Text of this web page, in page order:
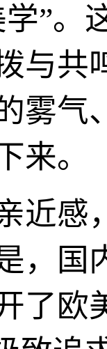
”。
与共
雾气
来。
近感
，国
了欧